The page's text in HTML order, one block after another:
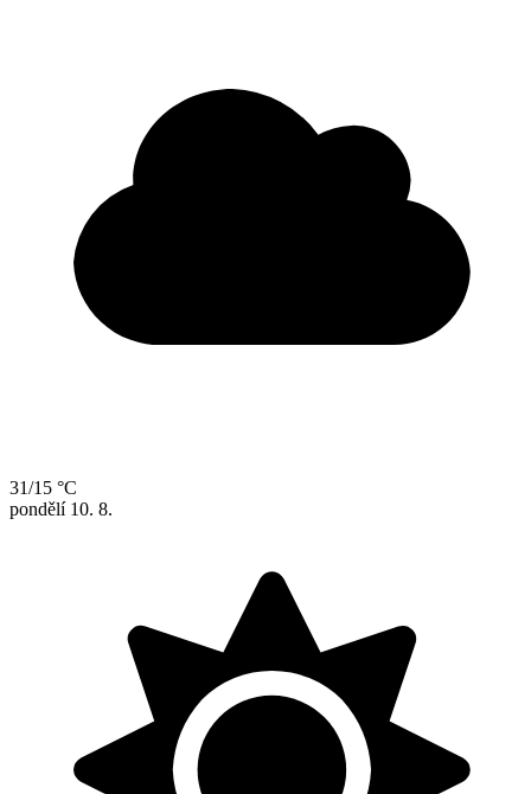
31/15 °C
pondělí 10. 8.